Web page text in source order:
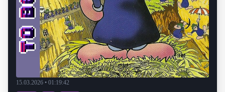
15.03.2026 • 01:19:42